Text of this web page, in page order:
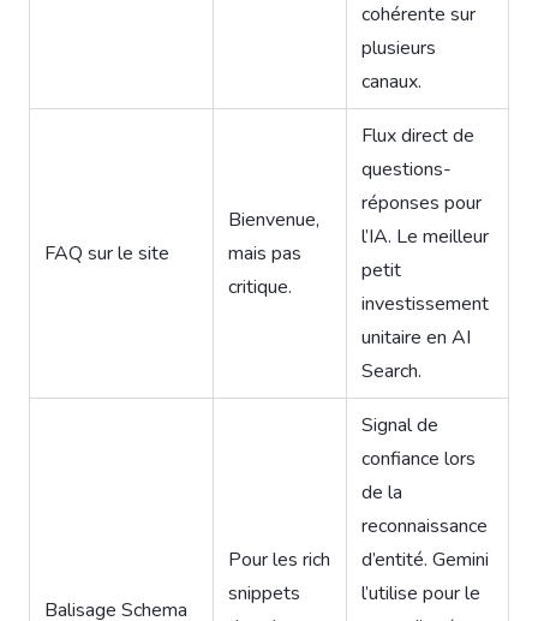
cohérente sur
plusieurs
canaux.
FAQ sur le site
Bienvenue,
mais pas
critique.
Flux direct de
questions-
réponses pour
l’IA. Le meilleur
petit
investissement
unitaire en AI
Search.
Balisage Schema
Pour les rich
snippets
Signal de
confiance lors
de la
reconnaissance
d’entité. Gemini
l’utilise pour le